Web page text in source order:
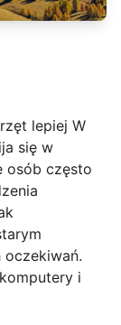
lepiej W
się w
osób często
oczekiwań.
i